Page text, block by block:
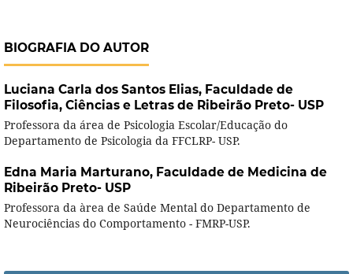
BIOGRAFIA DO AUTOR
Luciana Carla dos Santos Elias, Faculdade de
Filosofia, Ciências e Letras de Ribeirão Preto- USP
Professora da área de Psicologia Escolar/Educação do
Departamento de Psicologia da FFCLRP- USP.
Edna Maria Marturano, Faculdade de Medicina de
Ribeirão Preto- USP
Professora da àrea de Saúde Mental do Departamento de
Neurociências do Comportamento - FMRP-USP.